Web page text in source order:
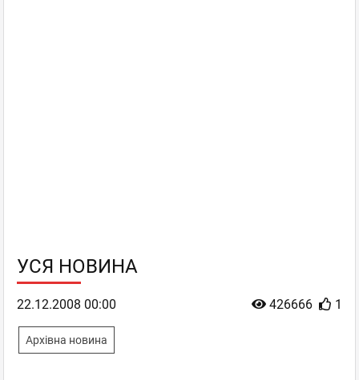
УСЯ НОВИНА
426666 1
22.12.2008 00:00
Архівна новина